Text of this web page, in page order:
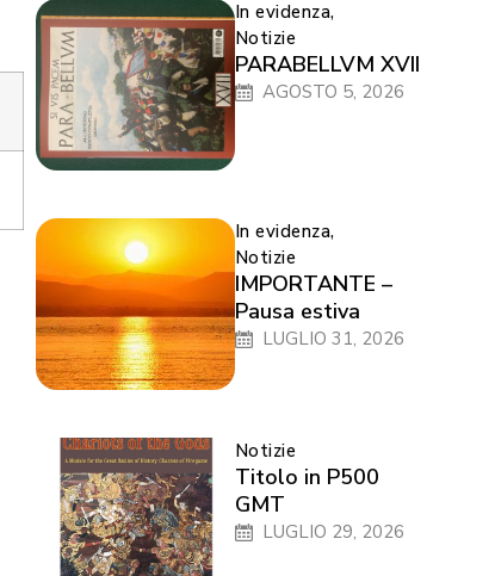
In evidenza,
Notizie
PARABELLVM XVII
AGOSTO 5, 2026
In evidenza,
Notizie
IMPORTANTE –
Pausa estiva
LUGLIO 31, 2026
Notizie
Titolo in P500
GMT
LUGLIO 29, 2026